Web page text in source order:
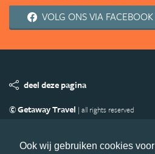
Ook wij gebruiken cookies
VOLG ONS VIA FACEBOOK
deel deze pagina
© Getaway Travel | all rights reserved
Copyright
Privacy statement